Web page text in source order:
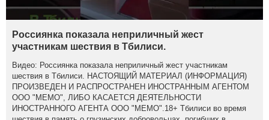
Россиянка показала неприличный жест
участникам шествия в Тбилиси.
Видео: Россиянка показала неприличный жест участникам
шествия в Тбилиси. НАСТОЯЩИЙ МАТЕРИАЛ (ИНФОРМАЦИЯ)
ПРОИЗВЕДЕН И РАСПРОСТРАНЕН ИНОСТРАННЫМ АГЕНТОМ
ООО "МЕМО", ЛИБО КАСАЕТСЯ ДЕЯТЕЛЬНОСТИ
ИНОСТРАННОГО АГЕНТА ООО "МЕМО".18+ Тбилиси во время